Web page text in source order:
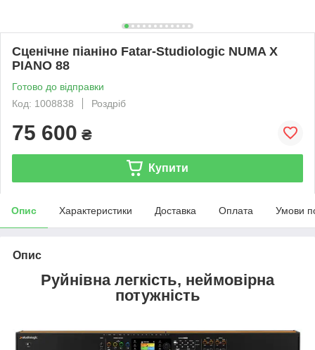
Сценічне піаніно Fatar-Studiologic NUMA X
PIANO 88
Готово до відправки
Код: 1008838
Роздріб
75 600 ₴
Купити
Опис Характеристики Доставка Оплата Умови
Опис
Руйнівна легкість, неймовірна
потужність